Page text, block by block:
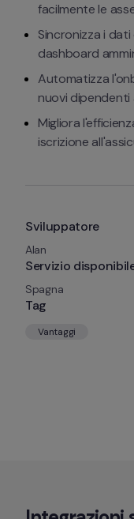
Sviluppatore
Alan
Servizio
Spagna
Tag
Vantaggi
facilmente le
Sincronizza i
dashboard
Automatizza
nuovi dipendenti
Migliora
iscrizione